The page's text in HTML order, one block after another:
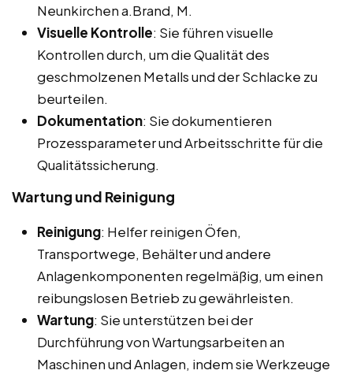
Neunkirchen a.Brand, M.
Visuelle Kontrolle: Sie führen visuelle
Kontrollen durch, um die Qualität des
geschmolzenen Metalls und der Schlacke zu
beurteilen.
Dokumentation: Sie dokumentieren
Prozessparameter und Arbeitsschritte für die
Qualitätssicherung.
Wartung und Reinigung
Reinigung: Helfer reinigen Öfen,
Transportwege, Behälter und andere
Anlagenkomponenten regelmäßig, um einen
reibungslosen Betrieb zu gewährleisten.
Wartung: Sie unterstützen bei der
Durchführung von Wartungsarbeiten an
Maschinen und Anlagen, indem sie Werkzeuge